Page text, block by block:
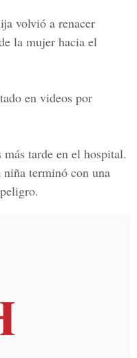
volvió a renacer
la mujer hacia el
en videos por
tarde en el hospital.
terminó con una